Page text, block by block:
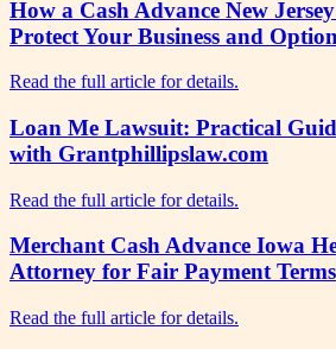
How a Cash Advance New
Protect Your Business and
Read the full article for details.
Loan Me Lawsuit: Practical
with Grantphillipslaw.com
Read the full article for details.
Merchant Cash Advance Iowa
Attorney for Fair Payment Terms
Read the full article for details.